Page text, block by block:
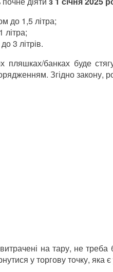
до 1,5 літра;
літра;
до 3 літрів.
пляшках/банках буде
Згідно закону,
на тару, не треба
у торгову точку, яка